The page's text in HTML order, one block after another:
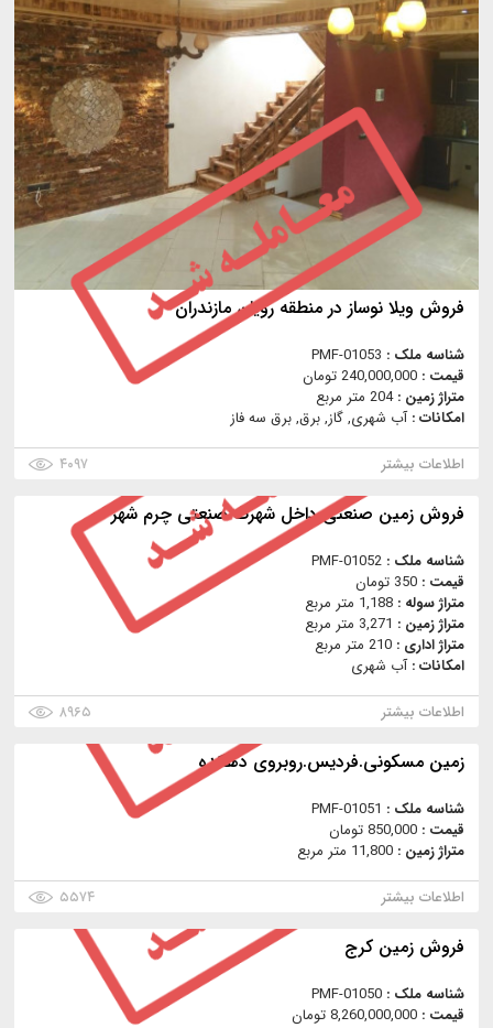
فروش ویلا نوساز در منطقه رویان مازندران
شناسه ملک : PMF-01053
قیمت : 240,000,000 تومان
متراژ زمین :204 متر مربع
امکانات :آب شهری, گاز, برق, برق سه فاز
اطلاعات بیشتر
۴۰۹۷
فروش زمین صنعتی داخل شهرک صنعتی چرم شهر
شناسه ملک : PMF-01052
قیمت : 350 تومان
متراژ سوله : 1,188 متر مربع
متراژ زمین : 3,271 متر مربع
متراژ اداری : 210 متر مربع
امکانات :آب شهری
اطلاعات بیشتر
۸۹۶۵
زمین مسکونی.فردیس.روبروی دهکده
شناسه ملک : PMF-01051
قیمت : 850,000 تومان
متراژ زمین : 11,800 متر مربع
اطلاعات بیشتر
۵۵۷۴
فروش زمين كرج
شناسه ملک : PMF-01050
قیمت : 8,260,000,000 تومان